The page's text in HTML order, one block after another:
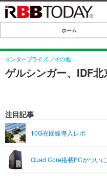
IT・デジタル
SPEED TEST
ライフ
リリース一覧
プッシュ通知の停止方法
ホーム
ゲルシンガー、IDF
エンタープライズ その他
注目記事
10G光回線導入レポ
Quad Core搭載PCがつい